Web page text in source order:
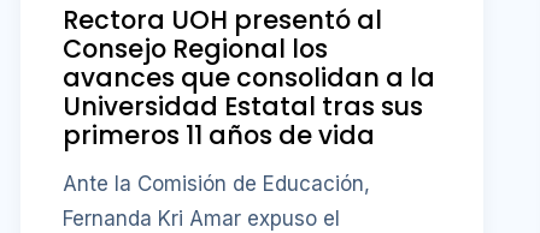
Rectora UOH presentó al
Consejo Regional los
avances que consolidan a la
Universidad Estatal tras sus
primeros 11 años de vida
Ante la Comisión de Educación,
Fernanda Kri Amar expuso el